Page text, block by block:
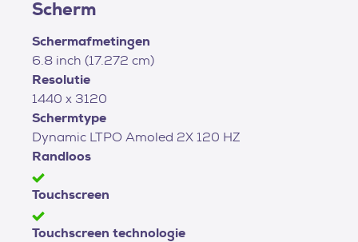
Scherm
Schermafmetingen
6.8 inch (17.272 cm)
Resolutie
1440 x 3120
Schermtype
Dynamic LTPO Amoled 2X 120 HZ
Randloos
Touchscreen
Touchscreen technologie